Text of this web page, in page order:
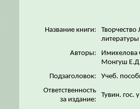
Название книги:
Авторы:
Имихелова
Монгуш
Подзаголовок:
Учеб.
Ответственность
за издание:
Тувин. гос.